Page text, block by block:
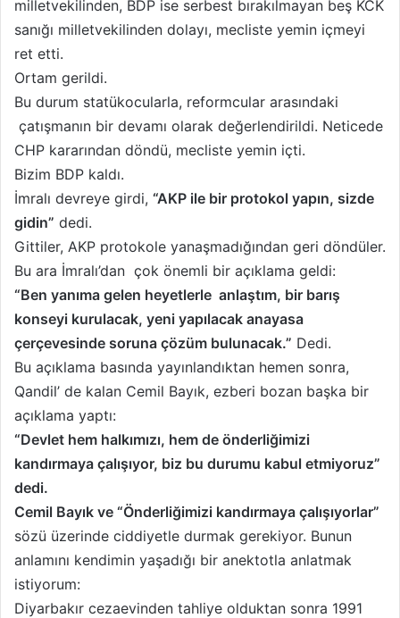
milletvekilinden, BDP ise serbest bırakılmayan beş KCK
sanığı milletvekilinden dolayı, mecliste yemin içmeyi
ret etti.
Ortam gerildi.
Bu durum statükocularla, reformcular arasındaki
çatışmanın bir devamı olarak değerlendirildi. Neticede
CHP kararından döndü, mecliste yemin içti.
Bizim BDP kaldı.
İmralı devreye girdi, “AKP ile bir protokol yapın, sizde
gidin” dedi.
Gittiler, AKP protokole yanaşmadığından geri döndüler.
Bu ara İmralı’dan çok önemli bir açıklama geldi:
“Ben yanıma gelen heyetlerle anlaştım, bir barış
konseyi kurulacak, yeni yapılacak anayasa
çerçevesinde soruna çözüm bulunacak.” Dedi.
Bu açıklama basında yayınlandıktan hemen sonra,
Qandil’ de kalan Cemil Bayık, ezberi bozan başka bir
açıklama yaptı:
“Devlet hem halkımızı, hem de önderliğimizi
kandırmaya çalışıyor, biz bu durumu kabul etmiyoruz”
dedi.
Cemil Bayık ve “Önderliğimizi kandırmaya çalışıyorlar”
sözü üzerinde ciddiyetle durmak gerekiyor. Bunun
anlamını kendimin yaşadığı bir anektotla anlatmak
istiyorum:
Diyarbakır cezaevinden tahliye olduktan sonra 1991